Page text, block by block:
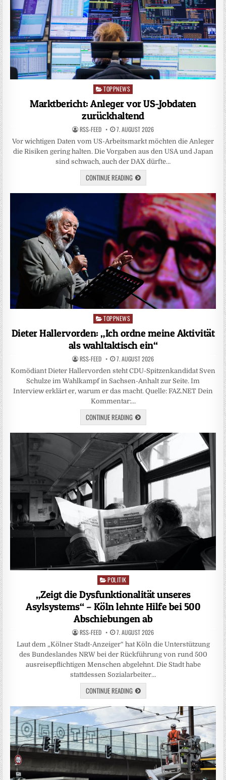
Posted
in
TOPPNEWS
Marktbericht: Anleger vor US-Jobdaten
zurückhaltend
RSS-FEED 7. AUGUST 2026
Vor wichtigen Daten vom US-Arbeitsmarkt möchten die Anleger
die Risiken gering halten. Die Vorgaben aus den USA und Japan
sind schwach, auch der DAX dürfte…
CONTINUE READING
Posted
TOPPNEWS
Dieter Hallervorden: „Ich ordne meine Aktivität
als wahltaktisch ein“
RSS-FEED 7. AUGUST 2026
Komödiant Dieter Hallervorden steht CDU-Spitzenkandidat Sven
Schulze im Wahlkampf in Sachsen-Anhalt zur Seite. Im
Interview erklärt er, warum er das macht. Quelle: FAZ.NET Dein
Kommentar:…
CONTINUE READING
Posted
in
POLITIK
„Zeigt die Dysfunktionalität unseres
Asylsystems“ – Köln lehnte Hilfe bei 500
Abschiebungen ab
RSS-FEED 7. AUGUST 2026
Laut dem „Kölner Stadt-Anzeiger“ hat Köln die Unterstützung
des Bundeslandes NRW bei der Rückführung von rund 500
ausreisepflichtigen Menschen abgelehnt. Die Stadt habe
stattdessen Sozialarbeiter…
CONTINUE READING